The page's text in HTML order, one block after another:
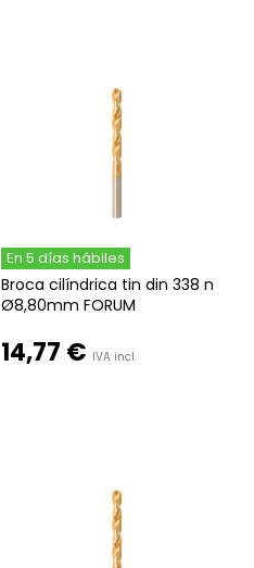
En 5 días hábiles
Broca cilíndrica tin din 338 n
Ø8,80mm FORUM
14,77 € IVA incl.